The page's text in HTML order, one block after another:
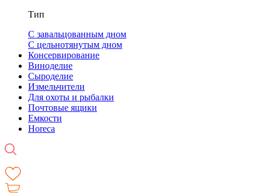
Тип
С завальцованным дном
С цельнотянутым дном
Консервирование
Виноделие
Сыроделие
Измельчители
Для охоты и рыбалки
Почтовые ящики
Емкости
Horeca